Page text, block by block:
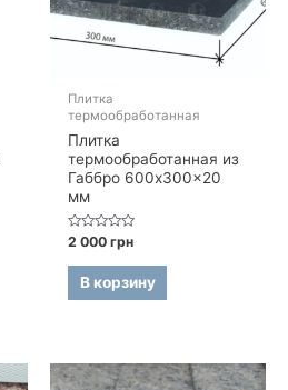
Плитка
термообработанная
Плитка
термообработанная из
Габбро 600x300x20
мм
Оценка
0
из
2 000грн
В корзину